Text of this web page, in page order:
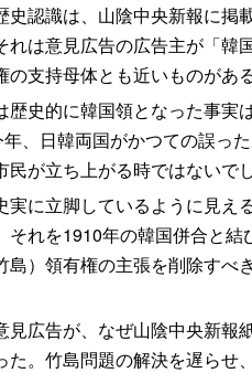
認識は、山陰中央新報に掲
れは意見広告の広告主が「
の支持母体とも近いものがあ
史的に韓国領となった事実
年、日韓両国がかつての誤
民が立ち上がる時ではないで
に立脚しているように見え
それを1910年の韓国併合と
島）領有権の主張を削除す
広告が、なぜ山陰中央新報
た。竹島問題の解決を遅ら